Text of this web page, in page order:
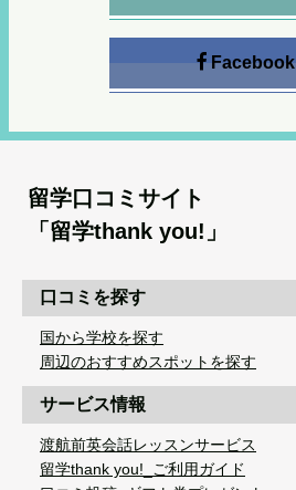
Facebook
留学口コミサイト
「留学thank you!」
口コミを探す
国から学校を探す
周辺のおすすめスポットを探す
サービス情報
渡航前英会話レッスンサービス
留学thank you!_ご利用ガイド